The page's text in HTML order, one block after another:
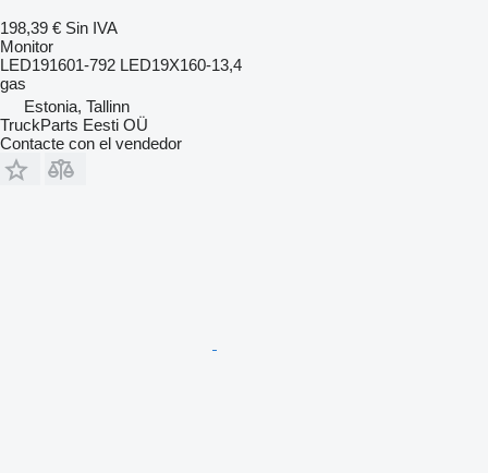
198,39 € Sin IVA
Monitor
LED191601-792 LED19X160-13,4
gas
Estonia, Tallinn
TruckParts Eesti OÜ
Contacte con el vendedor